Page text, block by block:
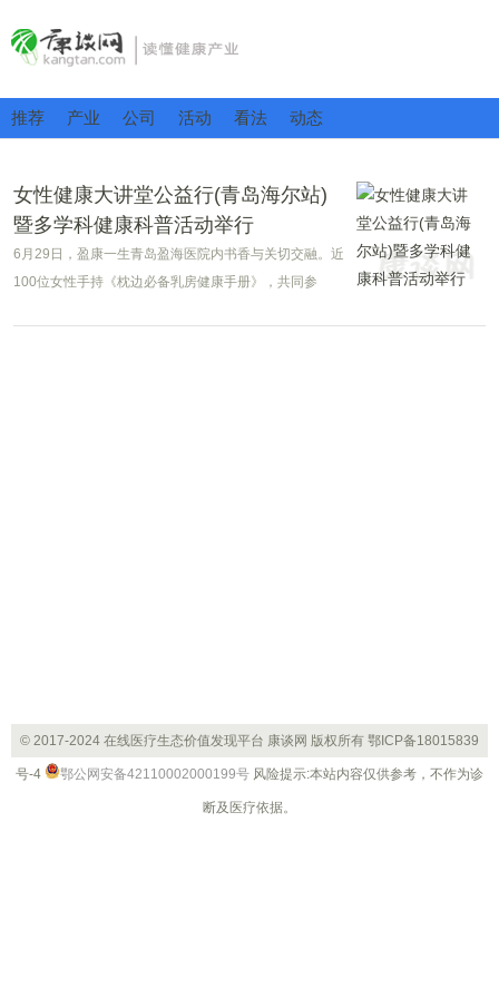
推荐 产业 公司 活动 看法 动态
女性健康大讲堂公益行(青岛海尔站)
暨多学科健康科普活动举行
6月29日，盈康一生青岛盈海医院内书香与关切交融。近
100位女性手持《枕边必备乳房健康手册》，共同参
© 2017-2024 在线医疗生态价值发现平台 康谈网 版权所有 鄂ICP备18015839
号-4 鄂公网安备42110002000199号 风险提示:本站内容仅供参考，不作为诊
断及医疗依据。